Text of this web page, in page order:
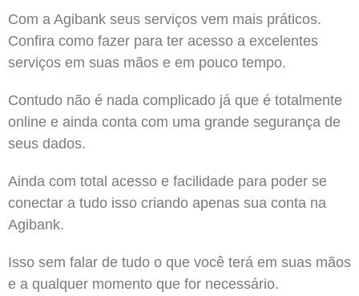
Com a Agibank seus serviços vem mais práticos.
Confira como fazer para ter acesso a excelentes
serviços em suas mãos e em pouco tempo.
Contudo não é nada complicado já que é totalmente
online e ainda conta com uma grande segurança de
seus dados.
Ainda com total acesso e facilidade para poder se
conectar a tudo isso criando apenas sua conta na
Agibank.
Isso sem falar de tudo o que você terá em suas mãos
e a qualquer momento que for necessário.